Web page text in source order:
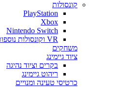
קונסולות
PlayStation
Xbox
Nintendo Switch
VR וקונסולות נוספות
משחקים
ציוד גיימינג
בקרים וציוד נהיגה
ריהוט גיימינג
כרטיסי טעינה ומנויים